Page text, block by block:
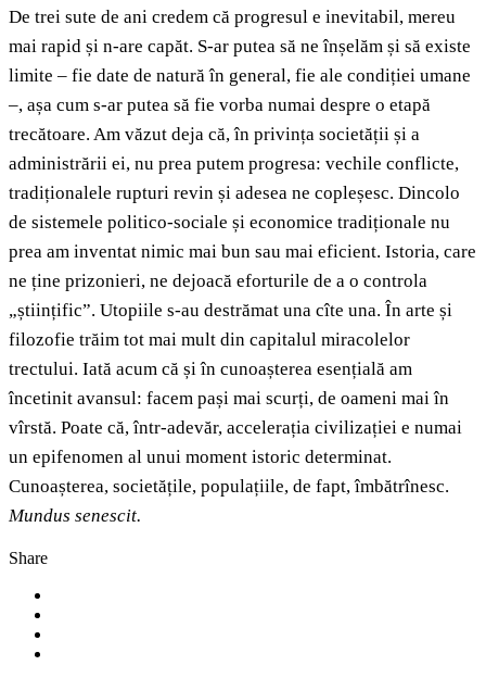
De trei sute de ani credem că progresul e inevitabil, mereu
mai rapid și n-are capăt. S-ar putea să ne înșelăm și să existe
limite – fie date de natură în general, fie ale condiției umane
–, așa cum s-ar putea să fie vorba numai despre o etapă
trecătoare. Am văzut deja că, în privința societății și a
administrării ei, nu prea putem progresa: vechile conflicte,
tradiționalele rupturi revin și adesea ne copleșesc. Dincolo
de sistemele politico-sociale și economice tradiționale nu
prea am inventat nimic mai bun sau mai eficient. Istoria, care
ne ține prizonieri, ne dejoacă eforturile de a o controla
„științific”. Utopiile s-au destrămat una cîte una. În arte și
filozofie trăim tot mai mult din capitalul miracolelor
trectului. Iată acum că și în cunoașterea esențială am
încetinit avansul: facem pași mai scurți, de oameni mai în
vîrstă. Poate că, într-adevăr, accelerația civilizației e numai
un epifenomen al unui moment istoric determinat.
Cunoașterea, societățile, populațiile, de fapt, îmbătrînesc.
Mundus senescit.
Share